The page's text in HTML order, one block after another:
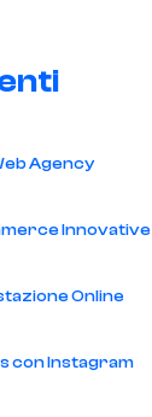
Agency
Innovative
Online
con Instagram